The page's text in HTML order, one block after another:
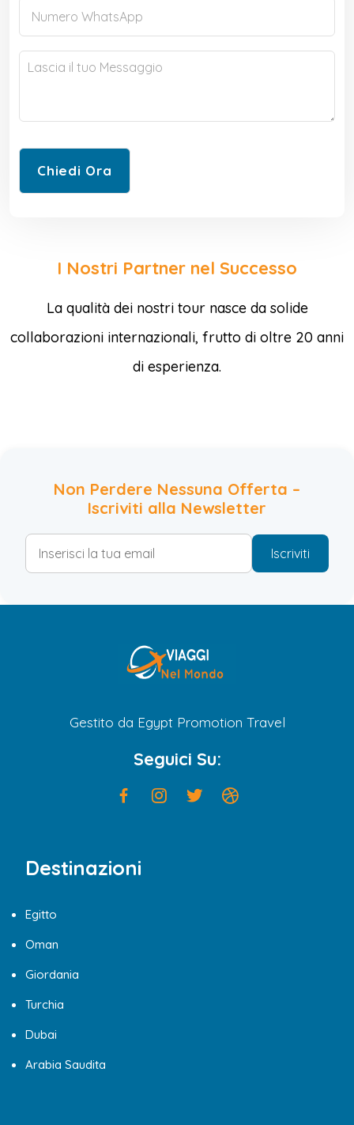
I Nostri Partner nel Successo
La qualità dei nostri tour nasce da solide
collaborazioni internazionali, frutto di oltre 20 anni
di esperienza.
Non Perdere Nessuna Offerta –
Iscriviti alla Newsletter
Iscriviti
Gestito da Egypt Promotion Travel
Seguici Su:
Destinazioni
Egitto
Oman
Giordania
Turchia
Dubai
Arabia Saudita